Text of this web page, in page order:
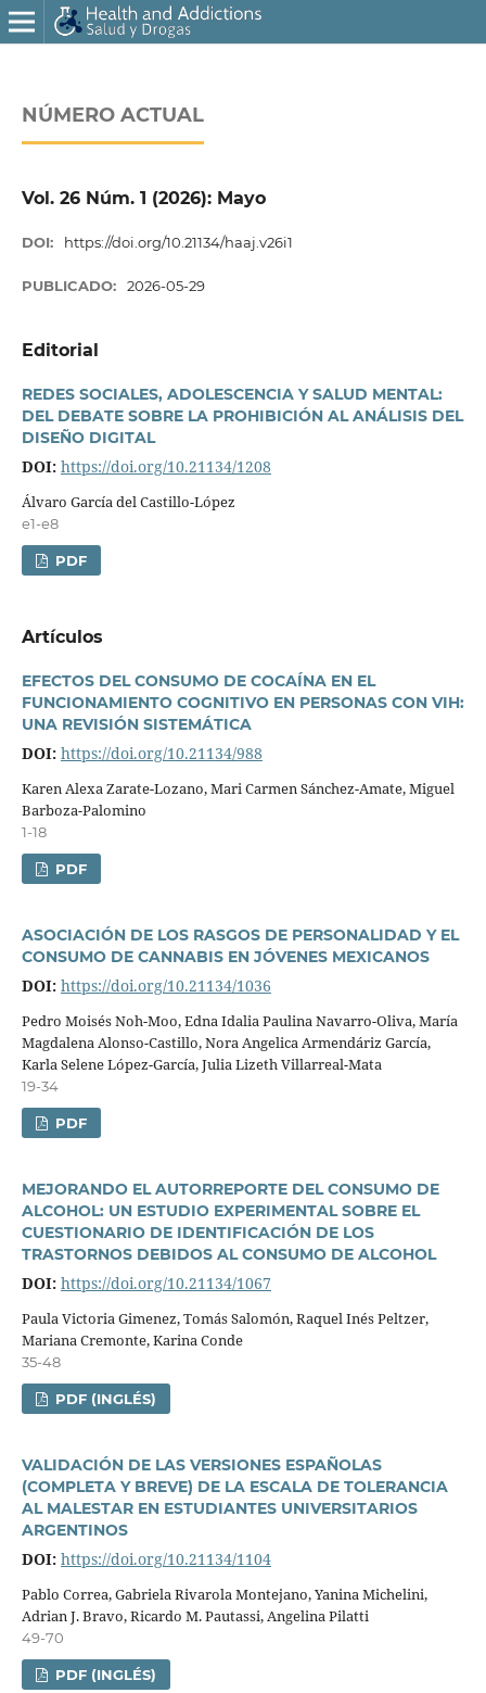
NÚMERO ACTUAL
Vol. 26 Núm. 1 (2026): Mayo
DOI: https://doi.org/10.21134/haaj.v26i1
PUBLICADO: 2026-05-29
Editorial
REDES SOCIALES, ADOLESCENCIA Y SALUD MENTAL:
DEL DEBATE SOBRE LA PROHIBICIÓN AL ANÁLISIS DEL
DISEÑO DIGITAL
DOI: https://doi.org/10.21134/1208
Álvaro Garcí­a del Castillo-López
e1-e8
PDF
Artí­culos
EFECTOS DEL CONSUMO DE COCAÍNA EN EL
FUNCIONAMIENTO COGNITIVO EN PERSONAS CON VIH:
UNA REVISIÓN SISTEMÁTICA
DOI: https://doi.org/10.21134/988
Karen Alexa Zarate-Lozano, Mari Carmen Sánchez-Amate, Miguel
Barboza-Palomino
1-18
PDF
ASOCIACIÓN DE LOS RASGOS DE PERSONALIDAD Y EL
CONSUMO DE CANNABIS EN JÓVENES MEXICANOS
DOI: https://doi.org/10.21134/1036
Pedro Moisés Noh-Moo, Edna Idalia Paulina Navarro-Oliva, Marí­a
Magdalena Alonso-Castillo, Nora Angelica Armendáriz Garcí­a,
Karla Selene López-Garcí­a, Julia Lizeth Villarreal-Mata
19-34
PDF
MEJORANDO EL AUTORREPORTE DEL CONSUMO DE
ALCOHOL: UN ESTUDIO EXPERIMENTAL SOBRE EL
CUESTIONARIO DE IDENTIFICACIÓN DE LOS
TRASTORNOS DEBIDOS AL CONSUMO DE ALCOHOL
DOI: https://doi.org/10.21134/1067
Paula Victoria Gimenez, Tomás Salomón, Raquel Inés Peltzer,
Mariana Cremonte, Karina Conde
35-48
PDF (INGLÉS)
VALIDACIÓN DE LAS VERSIONES ESPAÑOLAS
(COMPLETA Y BREVE) DE LA ESCALA DE TOLERANCIA
AL MALESTAR EN ESTUDIANTES UNIVERSITARIOS
ARGENTINOS
DOI: https://doi.org/10.21134/1104
Pablo Correa, Gabriela Rivarola Montejano, Yanina Michelini,
Adrian J. Bravo, Ricardo M. Pautassi, Angelina Pilatti
49-70
PDF (INGLÉS)